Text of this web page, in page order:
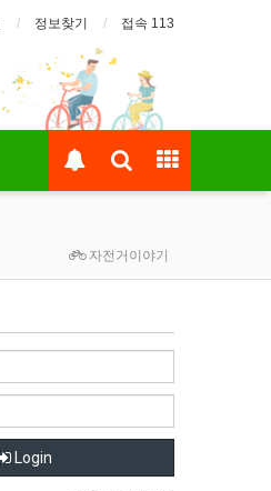
정보찾기 접속 113
자전거이야기
Login